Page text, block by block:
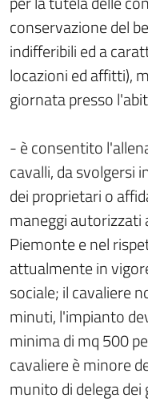
conservazione del
indifferibili ed a
locazioni ed affitti),
giornata presso
- è consentito
cavalli, da svolgersi
dei proprietari o
maneggi
Piemonte e nel
attualmente in
sociale; il cavaliere
minuti, l'impianto
minima di mq 500
cavaliere è minore
munito di delega